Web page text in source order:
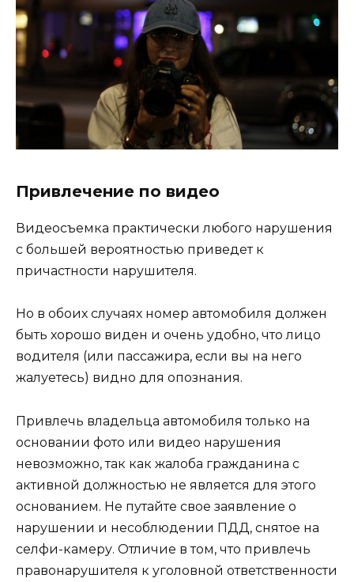
Привлечение по видео
Видеосъемка практически любого нарушения
с большей вероятностью приведет к
причастности нарушителя.
Но в обоих случаях номер автомобиля должен
быть хорошо виден и очень удобно, что лицо
водителя (или пассажира, если вы на него
жалуетесь) видно для опознания.
Привлечь владельца автомобиля только на
основании фото или видео нарушения
невозможно, так как жалоба гражданина с
активной должностью не является для этого
основанием. Не путайте свое заявление о
нарушении и несоблюдении ПДД, снятое на
селфи-камеру. Отличие в том, что привлечь
правонарушителя к уголовной ответственности